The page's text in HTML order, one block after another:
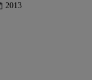
2013